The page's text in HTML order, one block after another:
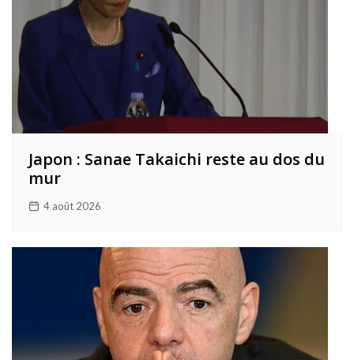
Japon : Sanae Takaichi reste au dos du
mur
4 août 2026